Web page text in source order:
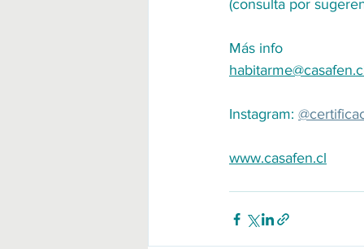
(consulta por
Más info
Instagram:
www.casafen.cl